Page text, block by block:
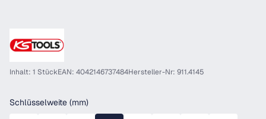
Inhalt: 1 StückEAN: 4042146737484Hersteller-Nr: 911.4145
Schlüsselweite (mm)auswählen